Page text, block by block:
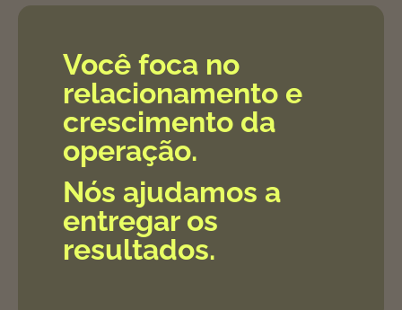
Você foca no
relacionamento e
crescimento da
operação.
Nós ajudamos a
entregar os
resultados.